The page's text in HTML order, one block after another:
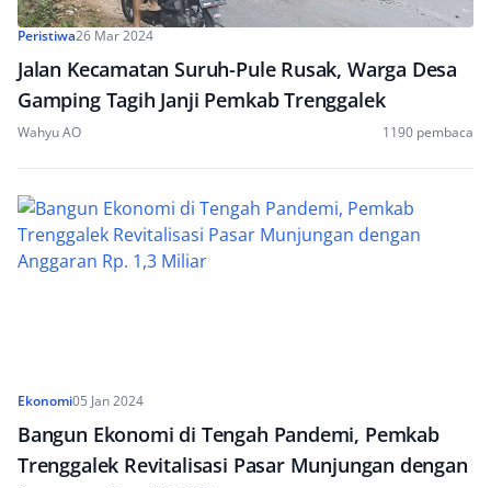
Peristiwa26 Mar 2024
Jalan Kecamatan Suruh-Pule Rusak, Warga Desa
Gamping Tagih Janji Pemkab Trenggalek
Wahyu AO 1190 pembaca
Ekonomi05 Jan 2024
Bangun Ekonomi di Tengah Pandemi, Pemkab
Trenggalek Revitalisasi Pasar Munjungan dengan